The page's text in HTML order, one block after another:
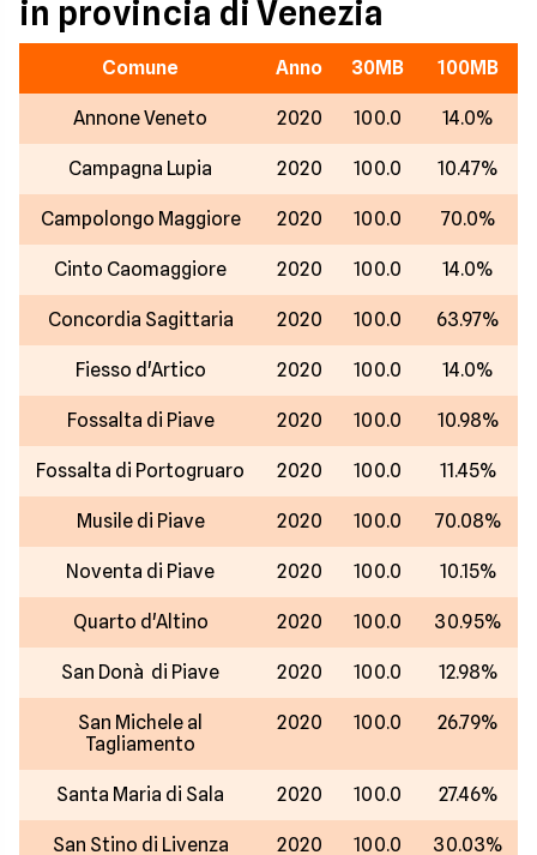
in provincia di Venezia
Comune Anno 30MB 100MB
Annone Veneto 2020 100.0 14.0%
Campagna Lupia 2020 100.0 10.47%
Campolongo Maggiore 2020 100.0 70.0%
Cinto Caomaggiore 2020 100.0 14.0%
Concordia Sagittaria 2020 100.0 63.97%
Fiesso d'Artico 2020 100.0 14.0%
Fossalta di Piave 2020 100.0 10.98%
Fossalta di Portogruaro 2020 100.0 11.45%
Musile di Piave 2020 100.0 70.08%
Noventa di Piave 2020 100.0 10.15%
Quarto d'Altino 2020 100.0 30.95%
San Donà di Piave 2020 100.0 12.98%
San Michele al
Tagliamento
2020 100.0 26.79%
Santa Maria di Sala 2020 100.0 27.46%
San Stino di Livenza 2020 100.0 30.03%